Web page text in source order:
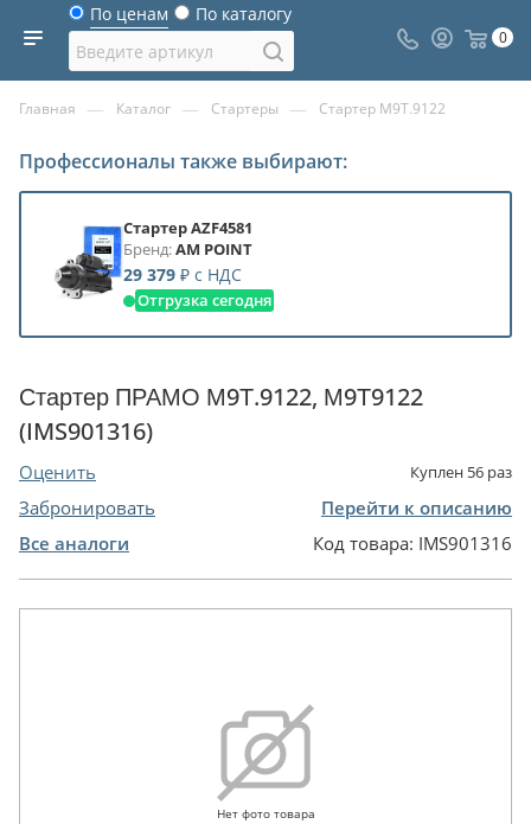
По ценам По каталогу
0
Главная — Каталог — Стартеры — Стартер М9Т.9122
Профессионалы также выбирают:
Стартер AZF4581
Бренд:AM POINT
29 379 ₽ с НДС
Отгрузка сегодня
Стартер ПРАМО М9Т.9122, М9Т9122
(IMS901316)
Оценить Куплен 56 раз
Забронировать
Перейти к описанию
Все аналоги
Код товара: IMS901316
Нет фото товара